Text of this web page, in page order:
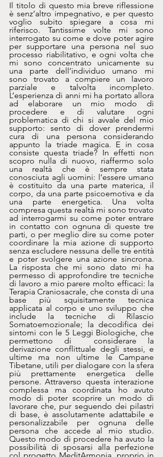
Il titolo di questo mia breve riflessione
è senz’altro impegnativo, e per questo
voglio subito spiegare a cosa mi
riferisco. Tantissime volte mi sono
interrogato su come e dove poter agire
per supportare una persona nel suo
processo riabilitativo, e ogni volta che
mi sono concentrato unicamente su
una parte dell’individuo umano mi
sono trovato a compiere un lavoro
parziale e talvolta incompleto.
L’esperienza di anni mi ha portato allora
ad elaborare un mio modo di
procedere e di valutare ogni
problematica di chi si avvale del mio
supporto: sento di dover prendermi
cura di una persona considerando
appunto la triade magica. E in cosa
consiste questa triade? In effetti non
scopro nulla di nuovo, riaffermo solo
una realtà che è sempre stata
conosciuta agli uomini: l’essere umano
è costituito da una parte materica, il
corpo, da una parte psicoemotiva e da
una parte energetica. Una volta
compresa questa realtà mi sono trovato
ad interrogarmi su come poter entrare
in contatto con ognuna di queste tre
parti, o per meglio dire su come poter
coordinare la mia azione di supporto
senza escludere nessuna delle tre entità
e poter svolgere una azione sincrona.
La risposta che mi sono dato mi ha
permesso di approfondire tre tecniche
di lavoro a mio parere molto efficaci: la
Terapia Craniosacrale, che consta di una
base più squisitamente tecnica
applicata al corpo e uno sviluppo che
include la tecniche di Rilascio
Somatoemozionale; la decodifica dei
sintomi con le 5 Leggi Biologiche, che
permettono di  considerare la
derivazione conflittuale degli stessi, e
ultime ma non ultime le Campane
Tibetane, utili per dialogare con la sfera
più prettamente energetica delle
persone. Attraverso questa interazione
complessa ma coordinata ho avuto
modo di poter scoprire un modo di
lavorare che, pur seguendo dei pilastri
di base, è assolutamente adattabile e
personalizzabile per ognuna delle
persona che accede al mio studio.
Questo modo di procedere ha avuto la
possibilità di sposarsi alla perfezione